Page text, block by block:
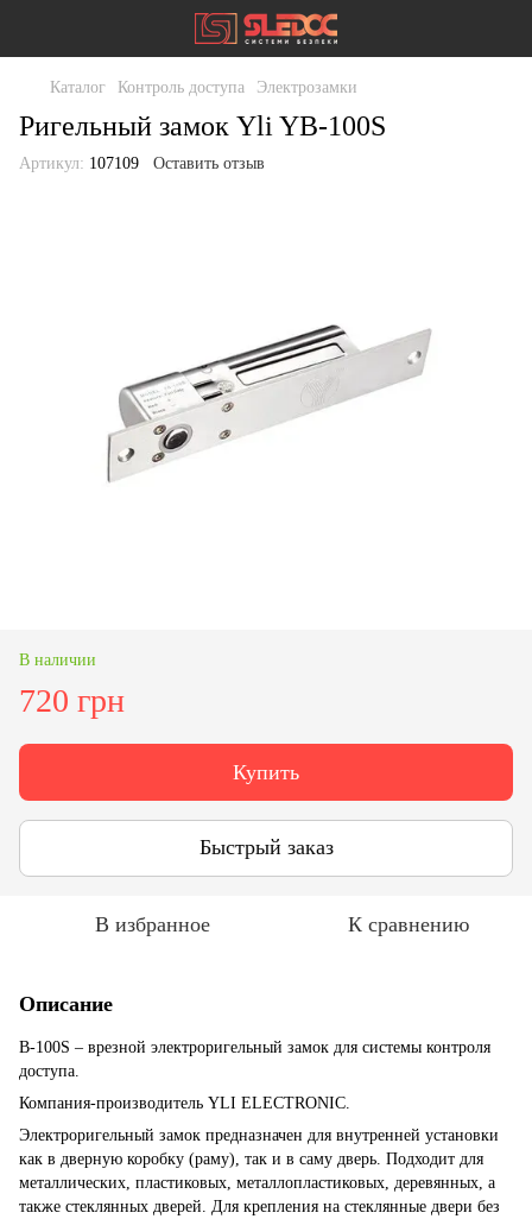
Каталог Контроль доступа Электрозамки
Ригельный замок Yli YB-100S
Артикул: 107109 Оставить отзыв
В наличии
720 грн
Купить
Быстрый заказ
В избранное К сравнению
Описание
B-100S – врезной электроригельный замок для системы контроля
доступа.
Компания-производитель YLI ELECTRONIC.
Электроригельный замок предназначен для внутренней установки
как в дверную коробку (раму), так и в саму дверь. Подходит для
металлических, пластиковых, металлопластиковых, деревянных, а
также стеклянных дверей. Для крепления на стеклянные двери без